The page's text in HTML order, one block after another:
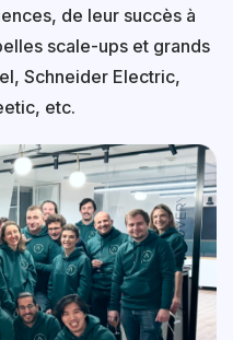
de leur succès à
scale-ups et grands
Schneider Electric,
etc.